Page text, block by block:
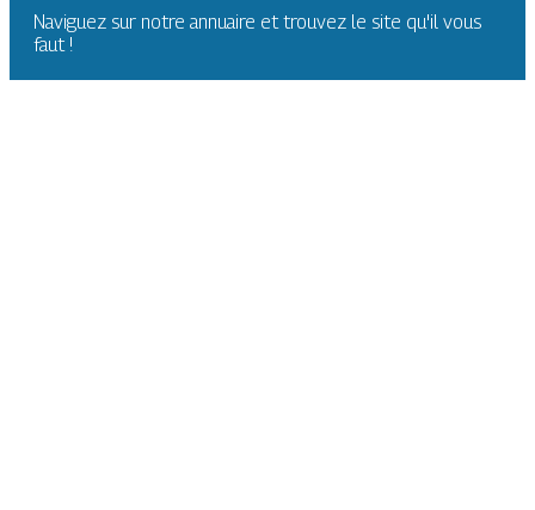
Naviguez sur notre annuaire et trouvez le site qu'il vous
faut !